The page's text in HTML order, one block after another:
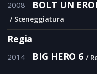
2008 BOLT UN
Sceneggiatura
Regia
2014 BIG HERO 6